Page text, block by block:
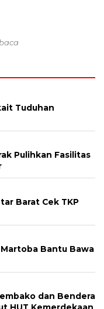
Tuduhan
Pulihkan Fasilitas
Barat Cek TKP
Bantu Bawa
dan Bendera